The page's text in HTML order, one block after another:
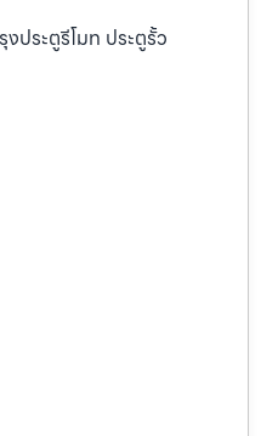
ประตูรีโมท ประตูรั้ว